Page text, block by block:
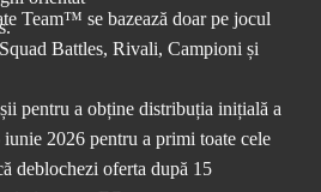
Team™ se bazează doar pe jocul
Battles, Rivali, Campioni și
pentru a obține distribuția inițială a
2026 pentru a primi toate cele
deblochezi oferta după 15